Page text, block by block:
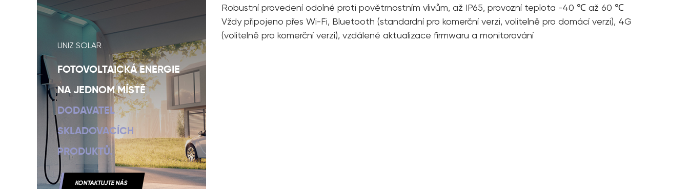
UNIZ SOLAR
FOTOVOLTAICKÁ ENERGIE
NA JEDNOM MÍSTĚ
DODAVATEL
SKLADOVACÍCH
PRODUKTŮ.
KONTAKTUJTE NÁS
Robustní provedení odolné proti povětrnostním vlivům, až IP65, provozní teplota -40 ℃ až 60 ℃
Vždy připojeno přes Wi-Fi, Bluetooth (standardní pro komerční verzi, volitelně pro domácí verzi), 4G
(volitelně pro komerční verzi), vzdálené aktualizace firmwaru a monitorování